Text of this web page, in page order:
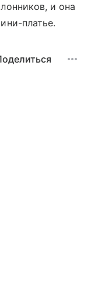
и она
платье.